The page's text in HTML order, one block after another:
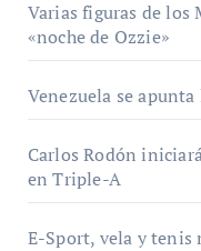
Varias figuras de los
«noche de Ozzie»
Venezuela se
Carlos Rodón
en Triple-A
E-Sport, vela y tenis